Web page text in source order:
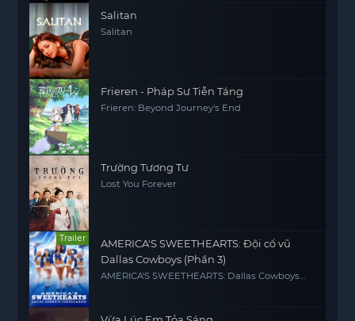
Salitan
Salitan
Frieren - Pháp Sư Tiễn Táng
Frieren: Beyond Journey's End
Trường Tương Tư
Lost You Forever
Trailer
AMERICA'S SWEETHEARTS: Đội cổ vũ
Dallas Cowboys (Phần 3)
AMERICA'S SWEETHEARTS: Dallas Cowboys